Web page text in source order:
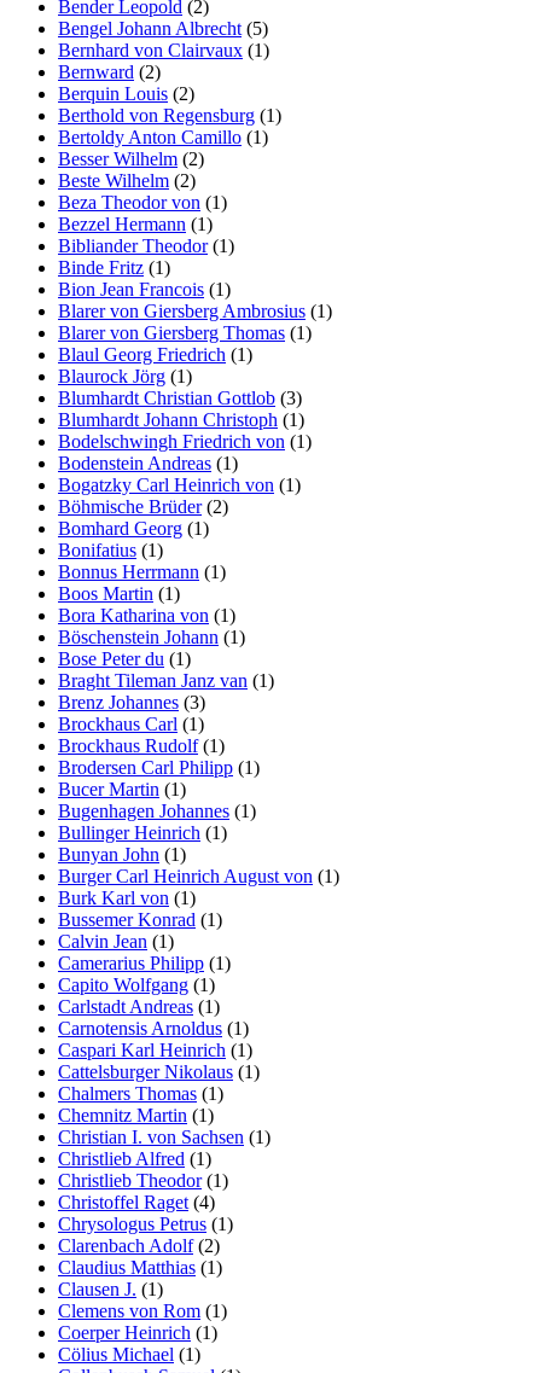
Bender Leopold (2)
Bengel Johann Albrecht (5)
Bernhard von Clairvaux (1)
Bernward (2)
Berquin Louis (2)
Berthold von Regensburg (1)
Bertoldy Anton Camillo (1)
Besser Wilhelm (2)
Beste Wilhelm (2)
Beza Theodor von (1)
Bezzel Hermann (1)
Bibliander Theodor(1)
Binde Fritz (1)
Bion Jean Francois (1)
Blarer von Giersberg Ambrosius (1)
Blarer von Giersberg Thomas (1)
Blaul Georg Friedrich (1)
Blaurock Jörg (1)
Blumhardt Christian Gottlob (3)
Blumhardt Johann Christoph (1)
Bodelschwingh Friedrich von (1)
Bodenstein Andreas (1)
Bogatzky Carl Heinrich von (1)
Böhmische Brüder(2)
Bomhard Georg (1)
Bonifatius (1)
Bonnus Herrmann (1)
Boos Martin (1)
Bora Katharina von (1)
Böschenstein Johann (1)
Bose Peter du (1)
Braght Tileman Janz van (1)
Brenz Johannes (3)
Brockhaus Carl (1)
Brockhaus Rudolf(1)
Brodersen Carl Philipp (1)
Bucer Martin (1)
Bugenhagen Johannes (1)
Bullinger Heinrich (1)
Bunyan John (1)
Burger Carl Heinrich August von (1)
Burk Karl von (1)
Bussemer Konrad (1)
Calvin Jean (1)
Camerarius Philipp (1)
Capito Wolfgang (1)
Carlstadt Andreas (1)
Carnotensis Arnoldus (1)
Caspari Karl Heinrich (1)
Cattelsburger Nikolaus (1)
Chalmers Thomas (1)
Chemnitz Martin (1)
Christian I. von Sachsen (1)
Christlieb Alfred (1)
Christlieb Theodor(1)
Christoffel Raget (4)
Chrysologus Petrus (1)
Clarenbach Adolf(2)
Claudius Matthias (1)
Clausen J. (1)
Clemens von Rom (1)
Coerper Heinrich (1)
Cölius Michael (1)